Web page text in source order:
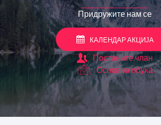
Придружите нам се
КАЛЕНДАР АКЦИЈА
Постаните члан
Основна обука